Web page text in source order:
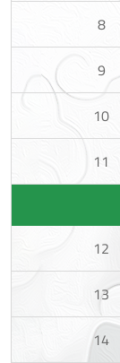
8
9
10
11
12
13
14